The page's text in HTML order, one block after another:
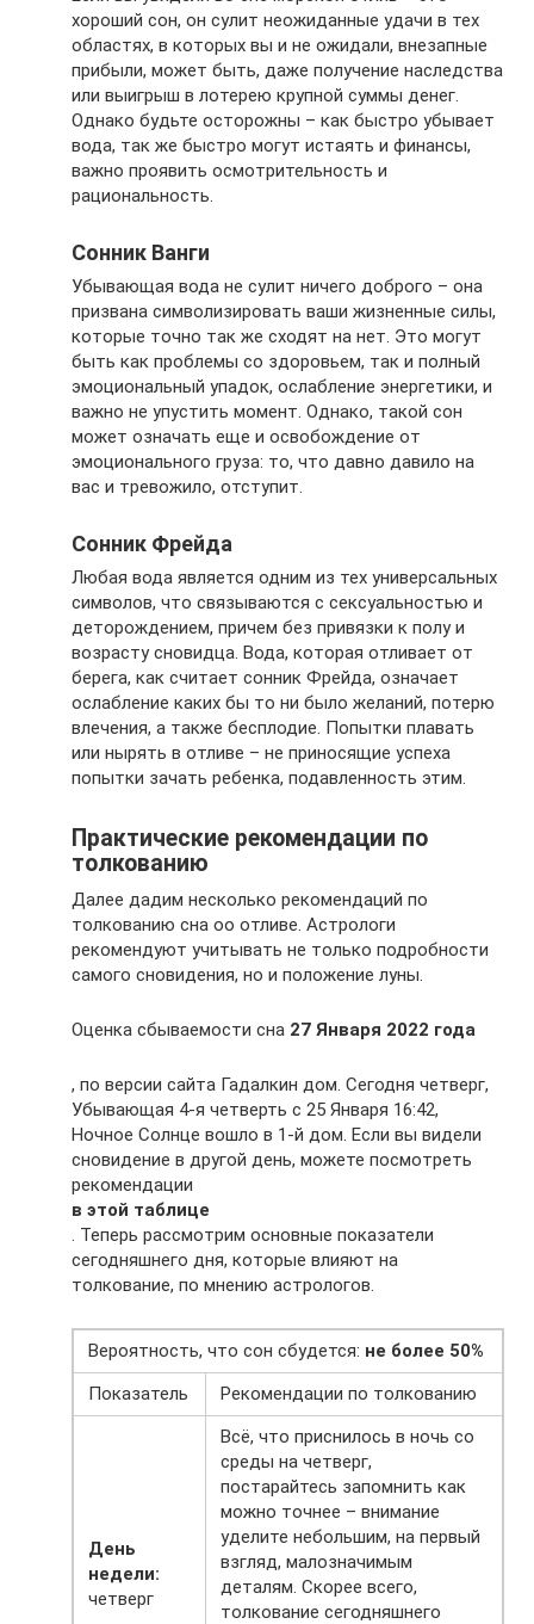
хороший сон, он сулит неожиданные удачи в тех
областях, в которых вы и не ожидали, внезапные
прибыли, может быть, даже получение наследства
или выигрыш в лотерею крупной суммы денег.
Однако будьте осторожны – как быстро убывает
вода, так же быстро могут истаять и финансы,
важно проявить осмотрительность и
рациональность.
Сонник Ванги
Убывающая вода не сулит ничего доброго – она
призвана символизировать ваши жизненные силы,
которые точно так же сходят на нет. Это могут
быть как проблемы со здоровьем, так и полный
эмоциональный упадок, ослабление энергетики, и
важно не упустить момент. Однако, такой сон
может означать еще и освобождение от
эмоционального груза: то, что давно давило на
вас и тревожило, отступит.
Сонник Фрейда
Любая вода является одним из тех универсальных
символов, что связываются с сексуальностью и
деторождением, причем без привязки к полу и
возрасту сновидца. Вода, которая отливает от
берега, как считает сонник Фрейда, означает
ослабление каких бы то ни было желаний, потерю
влечения, а также бесплодие. Попытки плавать
или нырять в отливе – не приносящие успеха
попытки зачать ребенка, подавленность этим.
Практические рекомендации по
толкованию
Далее дадим несколько рекомендаций по
толкованию сна оо отливе. Астрологи
рекомендуют учитывать не только подробности
самого сновидения, но и положение луны.
Оценка сбываемости сна 27 Января 2022 года
, по версии сайта Гадалкин дом. Сегодня четверг,
Убывающая 4-я четверть с 25 Января 16:42,
Ночное Солнце вошло в 1-й дом. Если вы видели
сновидение в другой день, можете посмотреть
рекомендации
в этой таблице
. Теперь рассмотрим основные показатели
сегодняшнего дня, которые влияют на
толкование, по мнению астрологов.
Вероятность, что сон сбудется: не более 50%
Показатель
Рекомендации по толкованию
День
недели:
четверг
Всё, что приснилось в ночь со
среды на четверг,
постарайтесь запомнить как
можно точнее – внимание
уделите небольшим, на первый
взгляд, малозначимым
деталям. Скорее всего,
толкование сегодняшнего